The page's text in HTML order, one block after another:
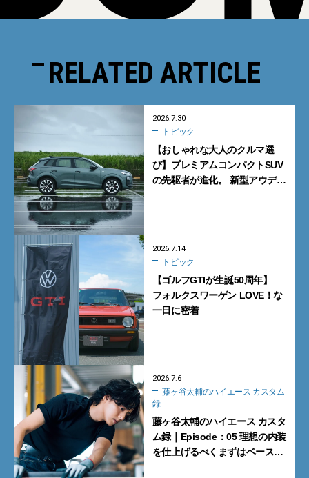
RELATED ARTICLE
2026.7.30
トピック
【おしゃれな大人のクルマ選
び】プレミアムコンパクトSUV
の先駆者が進化。 新型アウディ
2026.7.14
トピック
【ゴルフGTIが生誕50周年】
フォルクスワーゲン LOVE！な
一日に密着
2026.7.6
藤ヶ谷太輔のハイエース カスタム
録
藤ヶ谷太輔のハイエース カスタ
ム録｜Episode：05 理想の内装
を仕上げるべくまずはベースを